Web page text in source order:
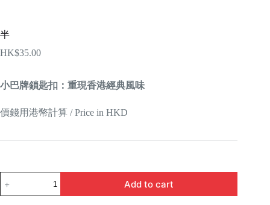
半
HK$35.00
小巴牌鎖匙扣：重現香港經典風味
價錢用港幣計算 / Price in HKD
quantity
Add to cart